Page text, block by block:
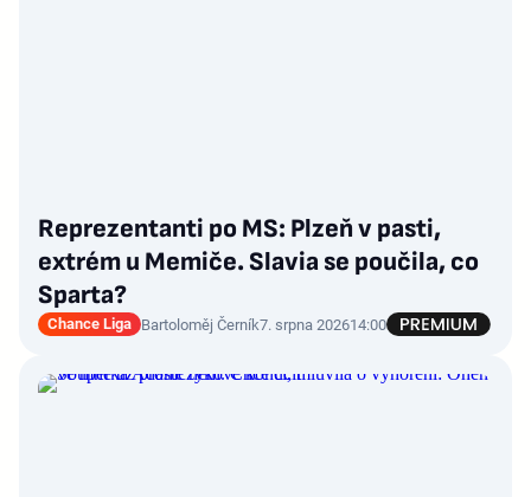
Reprezentanti po MS: Plzeň v pasti,
extrém u Memiče. Slavia se poučila, co
Sparta?
Chance Liga Bartoloměj Černík7. srpna 202614:00